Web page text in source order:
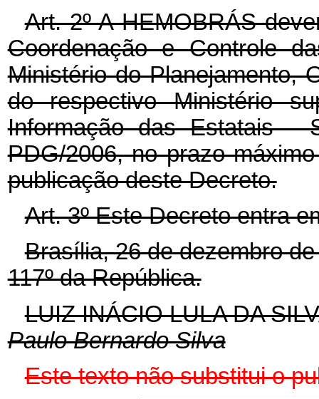
Art. 2º A HEMOBRÁS
Coordenação e Controle
Ministério do Planejamento,
do respectivo Ministério
Informação das Estatais -
PDG/2006, no prazo
publicação deste Decreto.
Art. 3º Este Decreto entra
Brasília, 26 de dezembro
117º da República.
LUIZ INÁCIO LULA DA
Paulo Bernardo Silva
Este texto não substitui o